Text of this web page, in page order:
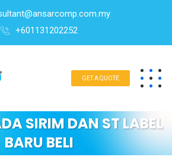
+601131202252
GET A QUOTE
SIRIM DAN ST LABEL
BARU BELI